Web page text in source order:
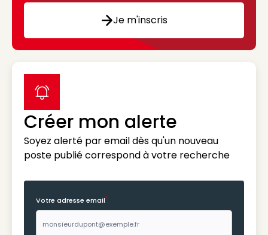
Je m'inscris
Créer mon alerte
Soyez alerté par email dès qu'un nouveau
poste publié correspond à votre recherche
label icon
Votre adresse email*